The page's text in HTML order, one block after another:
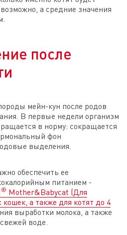
а средние значения
после
мейн-кун после родов
В первые недели организм
в норму: сокращается
фон
выделения.
обеспечить ее
питанием -
® Mother&Babycat (Для
а также для котят до 4
выработки молока, а также
воде.